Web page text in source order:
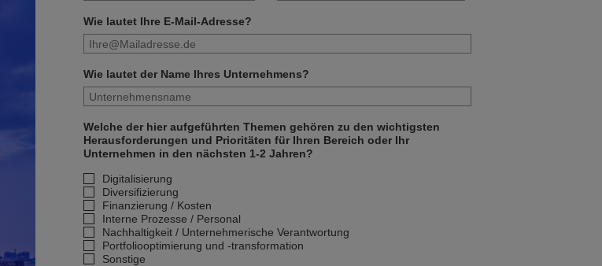
Wie lautet Ihre E-Mail-Adresse?
Wie lautet der Name Ihres Unternehmens?
Welche der hier aufgeführten Themen gehören zu den wichtigsten
Herausforderungen und Prioritäten für Ihren Bereich oder Ihr
Unternehmen in den nächsten 1-2 Jahren?
Digitalisierung
Diversifizierung
Finanzierung / Kosten
Interne Prozesse / Personal
Nachhaltigkeit / Unternehmerische Verantwortung
Portfoliooptimierung und -transformation
Sonstige